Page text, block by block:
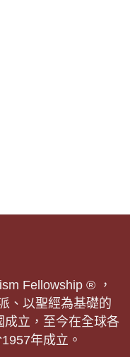
Fellowship ® ，
、以聖經為基礎的
成立，至今在全球各
年成立。